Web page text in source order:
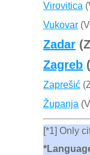
Virovitica
Vukovar
Zadar
Zagreb
Zaprešić
Županja
[*1] Only